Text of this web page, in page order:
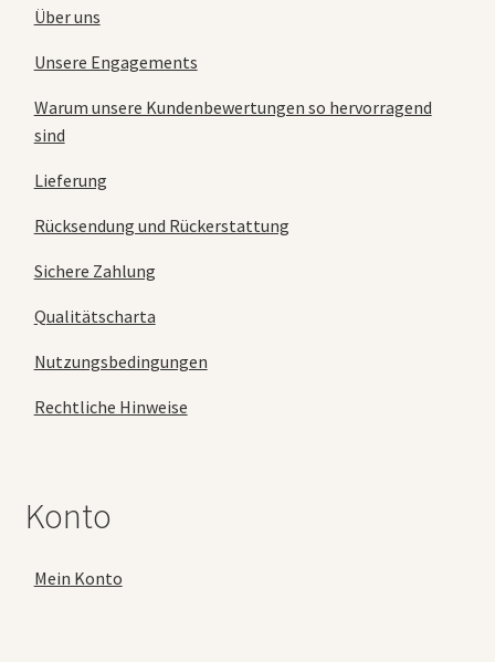
Über uns
Unsere Engagements
Warum unsere Kundenbewertungen so hervorragend
sind
Lieferung
Rücksendung und Rückerstattung
Sichere Zahlung
Qualitätscharta
Nutzungsbedingungen
Rechtliche Hinweise
Konto
Mein Konto